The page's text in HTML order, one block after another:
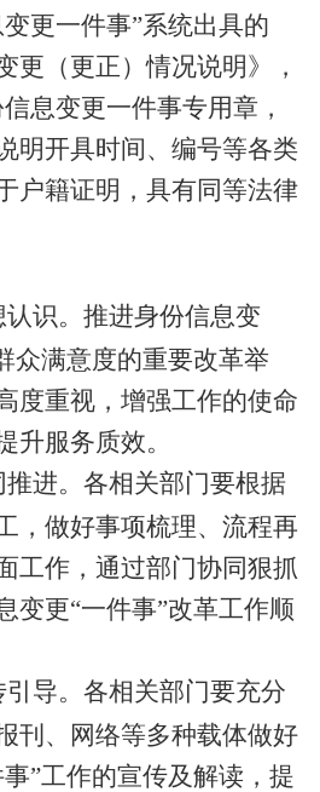
更一件事”系统出具的
更（更正）情况说明》，
息变更一件事专用章，
明开具时间、编号等各类
户籍证明，具有同等法律
识。 推进身份信息变
众满意度的重要改革举
度重视，增强工作的使命
升服务质效。
进。 各相关部门要根据
，做好事项梳理、流程再
工作，通过部门协同狠抓
变更“一件事”改革工作顺
导。 各相关部门要充分
刊、网络等多种载体做好
”工作的宣传及解读，提